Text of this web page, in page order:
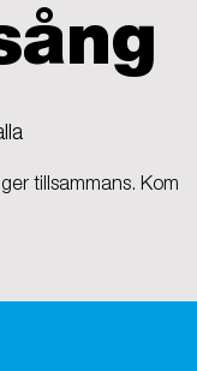
tillsammans. Kom